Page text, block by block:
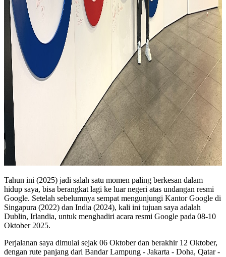
Tahun ini (2025) jadi salah satu momen paling berkesan dalam
hidup saya, bisa berangkat lagi ke luar negeri atas undangan resmi
Google. Setelah sebelumnya sempat mengunjungi Kantor Google di
Singapura (2022) dan India (2024), kali ini tujuan saya adalah
Dublin, Irlandia, untuk menghadiri acara resmi Google pada 08-10
Oktober 2025.
Perjalanan saya dimulai sejak 06 Oktober dan berakhir 12 Oktober,
dengan rute panjang dari Bandar Lampung - Jakarta - Doha, Qatar -